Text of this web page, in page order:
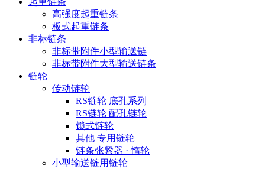
高强度起重链条
板式起重链条
非标链条
非标带附件小型输送链
非标带附件大型输送链条
链轮
传动链轮
RS链轮 底孔系列
RS链轮 配孔链轮
锁式链轮
其他 专用链轮
链条张紧器 · 惰轮
小型输送链用链轮